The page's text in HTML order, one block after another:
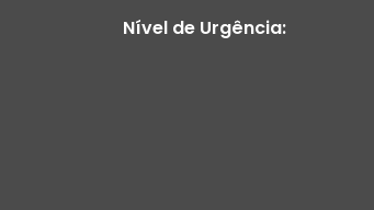
Nível de Urgência: